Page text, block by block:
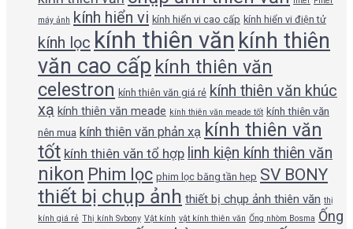
máy ảnh kính hiển vi kính hiển vi cao cấp kính hiển vi điện tử
kính lọc kính thiên văn kính thiên
văn cao cấp kính thiên văn
celestron kính thiên văn giá rẻ kính thiên văn khúc
xạ kính thiên văn meade kính thiên văn meade tốt kính thiên văn
nên mua kính thiên văn phản xạ kính thiên văn
tốt kính thiên văn tổ hợp linh kiện kính thiên văn
nikon Phim lọc phim lọc băng tần hẹp SV BONY
thiết bị chụp ảnh thiết bị chụp ảnh thiên văn thị
kính giá rẻ Thị kính Svbony Vật kính vật kính thiên văn Ống nhòm Bosma Ống